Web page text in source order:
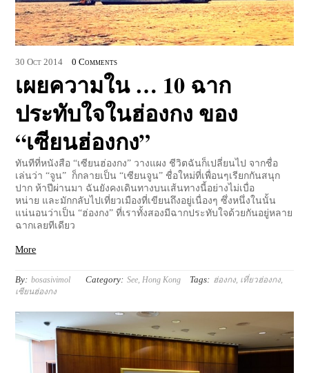
30 Oct 2014 0 Comments
เผยความใน … 10 ฉาก
ประทับใจในฮ่องกง ของ
“เซียนฮ่องกง”
ทันทีที่หนังสือ “เซียนฮ่องกง” วางแผง ชีวิตฉันก็เปลี่ยนไป จากชื่อ
เล่นว่า “จูน” ก็กลายเป็น “เซียนจูน” ชื่อใหม่ที่เพื่อนๆเรียกกันสนุก
ปาก ห้าปีผ่านมา ฉันยังคงเดินทางบนเส้นทางนี้อย่างไม่เบื่อ
หน่าย และมักกลับไปเที่ยวเมืองที่เขียนถึงอยู่เนื่องๆ ซึ่งหนึ่งในนั้น
แน่นอนว่าเป็น “ฮ่องกง” ที่เราทั้งสองมีฉากประทับใจด้วยกันอยู่หลาย
ฉากเลยทีเดียว
More
By: bosasivimol Category: See,Hong Kong Tags: ฮ่องกง, เที่ยวฮ่องกง,
เซียนฮ่องกง